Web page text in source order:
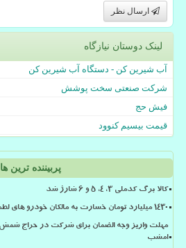
ارسال نظر
لینک دوستان نیازگاه
آب شیرین کن - دستگاه آب شیرین کن
شرکت صنعتی سخت پوشش
فیش حج
قیمت بیسیم کنوود
پربیننده ترین ها
کالا برگ کدملی 3، 4، 5 و 6 شارژ شد
۱۴۳۰ میلیارد تومان خسارت به مالکان خودرو های لطمه دیده جنگ پرداخت گردید
امشب